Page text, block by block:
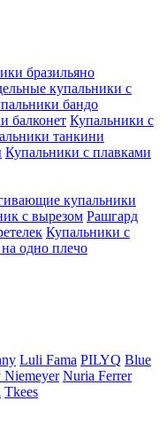
бразильяно
купальники с
бандо
балконет Купальники с
танкини
Купальники с плавками
купальники
с вырезом Рашгард
Купальники с
одно плечо
Luli Fama PILYQ Blue
Niemeyer Nuria Ferrer
Tkees